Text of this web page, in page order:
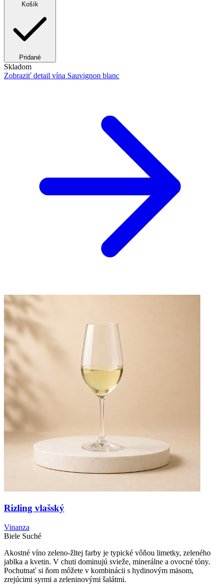
Košík
Pridané
Skladom
Zobraziť detail vína Sauvignon blanc
Rizling vlašský
Vinanza
Biele Suché
Akostné víno zeleno-žltej farby je typické vôňou limetky, zeleného
jablka a kvetin. V chuti dominujú svieže, minerálne a ovocné tóny.
Pochutnať si ňom môžete v kombinácii s hydinovým mäsom,
zrejúcimi syrmi a zeleninovými šalátmi.